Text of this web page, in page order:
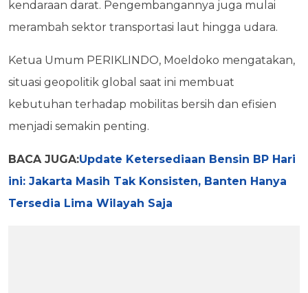
kendaraan darat. Pengembangannya juga mulai
merambah sektor transportasi laut hingga udara.
Ketua Umum PERIKLINDO, Moeldoko mengatakan,
situasi geopolitik global saat ini membuat
kebutuhan terhadap mobilitas bersih dan efisien
menjadi semakin penting.
BACA JUGA:Update Ketersediaan Bensin BP Hari
ini: Jakarta Masih Tak Konsisten, Banten Hanya
Tersedia Lima Wilayah Saja